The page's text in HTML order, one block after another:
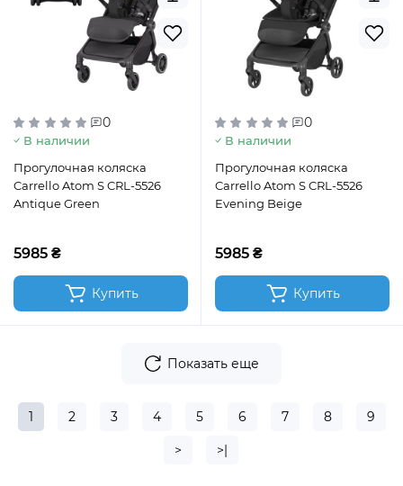
0
В наличии
Прогулочная коляска
Carrello Atom S CRL-5526
Antique Green
5985 ₴
Купить
0
В наличии
Прогулочная коляска
Carrello Atom S CRL-5526
Evening Beige
5985 ₴
Купить
Показать еще
1 2 3 4 5 6 7 8 9
> >|